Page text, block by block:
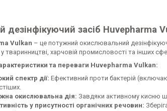
дезінфікуючий засіб Huvepharma
Vulkan – це потужний окислювальний
у тваринництві, харчовій промисловості та інших
та переваги Huvepharma Vulkan:
спектр дії: Ефективний проти бактерій
окислювальна дія: Завдяки активному кисню
у присутності органічних речовин: